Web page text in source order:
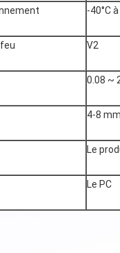
-40°C
V2
0.08 ~
4-8
Le
Le PC